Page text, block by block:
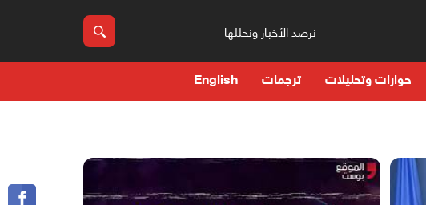
نرصد الأخبار ونحللها
حوارات وتحليلات ترجمات English